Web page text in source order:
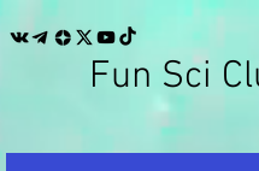
Fun Sci